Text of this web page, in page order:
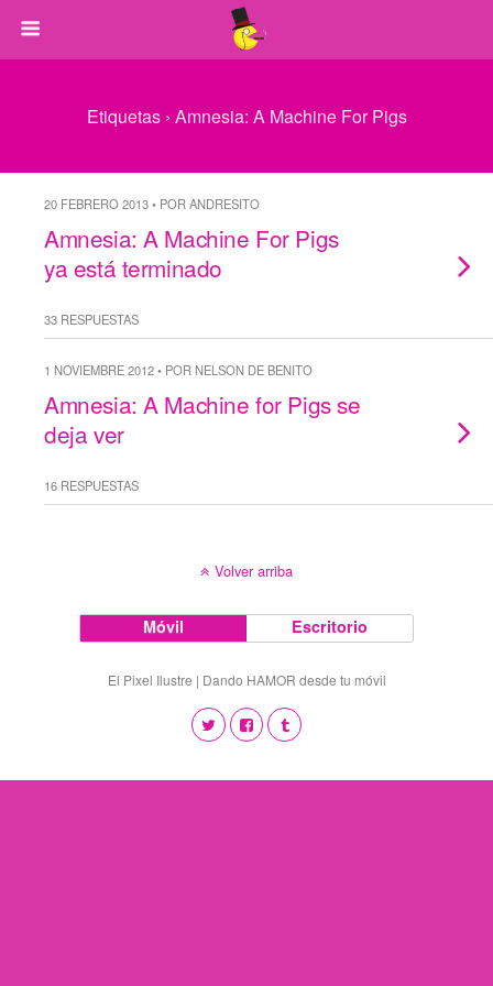
Etiquetas › Amnesia: A Machine For Pigs
20 FEBRERO 2013 • POR ANDRESITO
Amnesia: A Machine For Pigs
ya está terminado
33 RESPUESTAS
1 NOVIEMBRE 2012 • POR NELSON DE BENITO
Amnesia: A Machine for Pigs se
deja ver
16 RESPUESTAS
Volver arriba
Móvil Escritorio
El Pixel Ilustre | Dando HAMOR desde tu móvil